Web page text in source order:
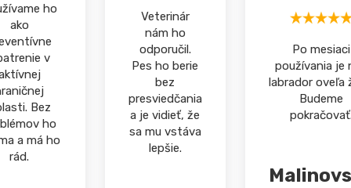
ho
ako
v
Bez
ho
a má ho
rád.
Veterinár
nám ho
odporučil.
Pes ho berie
bez
presviedčania
a je vidieť, že
sa mu vstáva
lepšie.
Po mesiaci
používania je
labrador oveľa
Budeme